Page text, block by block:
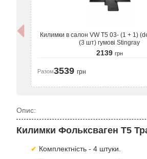
Килимки в салон VW T5 03- (1 + 1)
(3 шт) гумові Stingray
2139 грн
Разом3539 грн
Опис:
Килимки Фольксваген Т5
Комплектність - 4 штуки.